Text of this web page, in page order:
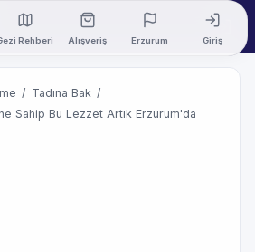
Rehberi Alışveriş Erzurum Giriş
/ Tadına Bak /
Sahip Bu Lezzet Artık Erzurum'da